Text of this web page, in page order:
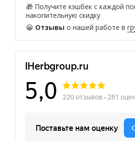
🎁 Получите кэшбек с каждой
накопительную скидку
😀 Отзывы о нашей работе в